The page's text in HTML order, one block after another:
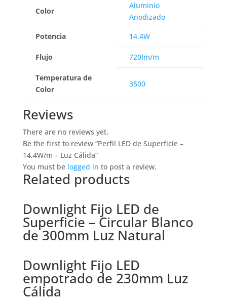
Color
Aluminio
Anodizado
Potencia
14,4W
Flujo 720lm/m
Temperatura de
Color
3500
Reviews
There are no reviews yet.
Be the first to review “Perfil LED de Superficie –
14,4W/m – Luz Cálida”
You must be logged in to post a review.
Related products
Downlight Fijo LED de
Superficie – Circular Blanco
de 300mm Luz Natural
Downlight Fijo LED
empotrado de 230mm Luz
Cálida